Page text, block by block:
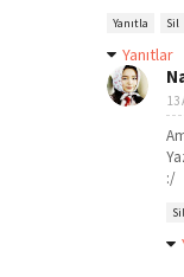
Yanıtla Sil
Yanıtlar
13
:/
Sil